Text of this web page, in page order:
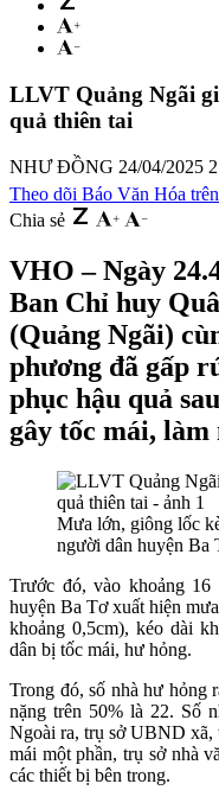
LLVT Quảng Ngãi
quả thiên tai
NHƯ ĐỒNG 24/04/2025
Theo dõi Báo Văn Hóa trên
Chia sẻ
VHO – Ngày
Ban Chỉ huy
(Quảng Ngãi)
phương đã gấp
phục hậu quả
gây tốc mái, làm
Mưa lớn, giông lốc
người dân huyện Ba
Trước đó, vào khoảng
huyện Ba Tơ xuất hiện
khoảng 0,5cm), kéo dài
dân bị tốc mái, hư hỏng.
Trong đó, số nhà hư hỏng
nặng trên 50% là 22. Số
Ngoài ra, trụ sở UBND xã,
mái một phần, trụ sở nhà
các thiết bị bên trong.